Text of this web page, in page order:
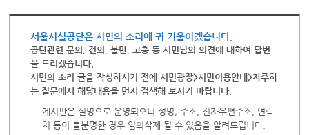
서울시설공단은 시민의 소리에 귀 기울이겠습니다.
공단관련 문의, 건의, 불만, 고충 등 시민님의 의견에 대하여 답변
을 드리겠습니다.
시민의 소리 글을 작성하시기 전에 시민광장>시민이용안내>자주하
는 질문에서 해당내용을 먼저 검색해 보시기 바랍니다.
게시판은 실명으로 운영되오니 성명, 주소, 전자우편주소, 연락
처 등이 불분명한 경우 임의삭제 될 수 있음을 알려드립니다.